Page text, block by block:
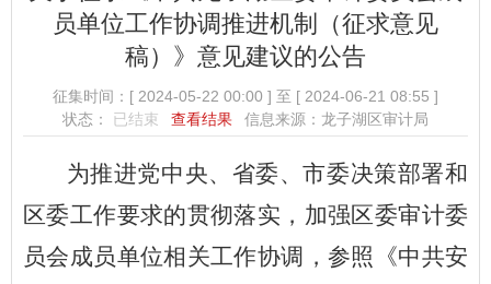
员单位工作协调推进机制（征求意见
稿）》意见建议的公告
征集时间： [ 2024-05-22 00:00 ] 至 [ 2024-06-21 08:55 ]
状态： 已结束 查看结果 信息来源：龙子湖区审计局
为推进党中央、省委、市委决策部署和
区委工作要求的贯彻落实，加强区委审计委
员会成员单位相关工作协调，参照《中共安